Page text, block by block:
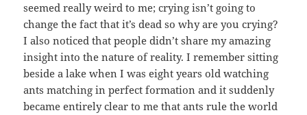
seemed really weird to me; crying isn’t going to
change the fact that it’s dead so why are you crying?
I also noticed that people didn’t share my amazing
insight into the nature of reality. I remember sitting
beside a lake when I was eight years old watching
ants matching in perfect formation and it suddenly
became entirely clear to me that ants rule the world